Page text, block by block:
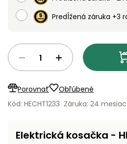
vozíky
Čerpadlá
vodárne
Vysokotlakové
umývačky
Zametacie
stroje
frézy
Navijaky
Príslušenstvo
Bagre
Predĺžená záruka +3
Porovnať
Obľúbené
Kód: HECHT1233 Záruka: 24
Elektrická kosačka -